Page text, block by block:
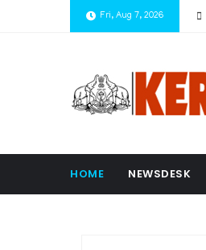
Fri, Aug 7, 2026
HOME NEWSDESK